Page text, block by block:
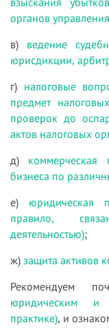
органов
в) ведение
юрисдикции,
г) налоговые
предмет
проверок до
актов налоговых
д) коммерческая
бизнеса по
е) юридическая
правило,
деятельностью);
ж) защита активов
Рекомендуем
юридическим и
практике), и